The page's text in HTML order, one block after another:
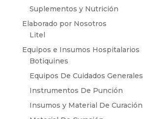
Suplementos y Nutrición
Elaborado por Nosotros
Litel
Equipos e Insumos Hospitalarios
Botiquines
Equipos De Cuidados Generales
Instrumentos De Punción
Insumos y Material De Curación